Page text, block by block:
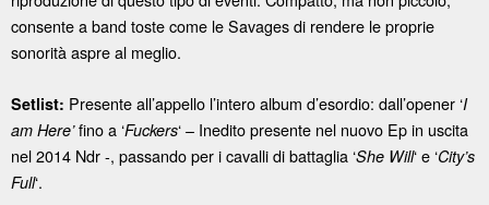
consente a band toste come le Savages di rendere le proprie
sonorità aspre al meglio.
Setlist: Presente all’appello l’intero album d’esordio: dall’opener ‘I
am Here’fino a ‘Fuckers‘ – Inedito presente nel nuovo Ep in uscita
nel 2014 Ndr -, passando per i cavalli di battaglia ‘She Will‘ e ‘City’s
Full‘.